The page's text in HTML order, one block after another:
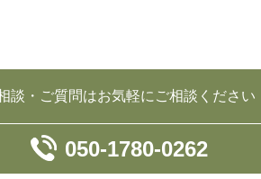
談・ご質問はお気軽にご相談ください
050-1780-0262